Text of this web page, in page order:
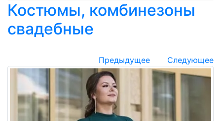
Костюмы, комбинезоны
свадебные
Предыдущее Следующее